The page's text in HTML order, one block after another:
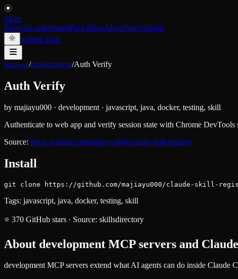
Skiln
BrowseLeaderboardPacksBlogAboutStoreSubmit
Submit Tool
Browse/development/Auth Verify
Auth Verify
by majiayu000 · development · javascript, java, docker, testing, skill
Authenticate to web app and verify session state with Chrome DevTools
Source: https://github.com/majiayu000/claude-skill-registry
Install
git clone https://github.com/majiayu000/claude-skill-
Tags: javascript, java, docker, testing, skill
⭐ 370 GitHub stars · Source: skillsdirectory
About development MCP servers and
development MCP servers extend what AI agents can do inside